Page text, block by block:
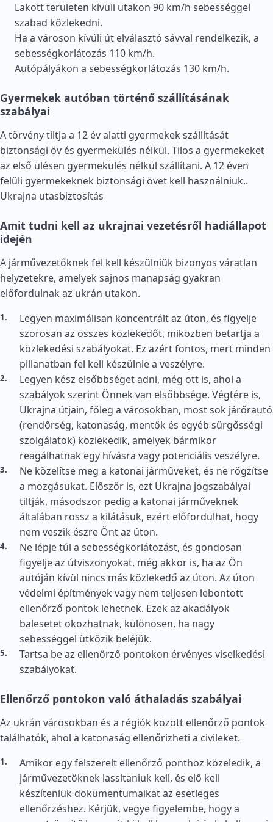
Lakott területen kívüli utakon 90 km/h sebességgel
szabad közlekedni.
Ha a városon kívüli út elválasztó sávval rendelkezik, a
sebességkorlátozás 110 km/h.
Autópályákon a sebességkorlátozás 130 km/h.
Gyermekek autóban történő szállításának
szabályai
A törvény tiltja a 12 év alatti gyermekek szállítását
biztonsági öv és gyermekülés nélkül. Tilos a gyermekeket
az első ülésen gyermekülés nélkül szállítani. A 12 éven
felüli gyermekeknek biztonsági övet kell használniuk..
Ukrajna utasbiztosítás
Amit tudni kell az ukrajnai vezetésről hadiállapot
idején
A járművezetőknek fel kell készülniük bizonyos váratlan
helyzetekre, amelyek sajnos manapság gyakran
előfordulnak az ukrán utakon.
Legyen maximálisan koncentrált az úton, és figyelje
szorosan az összes közlekedőt, miközben betartja a
közlekedési szabályokat. Ez azért fontos, mert minden
pillanatban fel kell készülnie a veszélyre.
Legyen kész elsőbbséget adni, még ott is, ahol a
szabályok szerint Önnek van elsőbbsége. Végtére is,
Ukrajna útjain, főleg a városokban, most sok járőrautó
(rendőrség, katonaság, mentők és egyéb sürgősségi
szolgálatok) közlekedik, amelyek bármikor
reagálhatnak egy hívásra vagy potenciális veszélyre.
Ne közelítse meg a katonai járműveket, és ne rögzítse
a mozgásukat. Először is, ezt Ukrajna jogszabályai
tiltják, másodszor pedig a katonai járműveknek
általában rossz a kilátásuk, ezért előfordulhat, hogy
nem veszik észre Önt az úton.
Ne lépje túl a sebességkorlátozást, és gondosan
figyelje az útviszonyokat, még akkor is, ha az Ön
autóján kívül nincs más közlekedő az úton. Az úton
védelmi építmények vagy nem teljesen lebontott
ellenőrző pontok lehetnek. Ezek az akadályok
balesetet okozhatnak, különösen, ha nagy
sebességgel ütközik beléjük.
Tartsa be az ellenőrző pontokon érvényes viselkedési
szabályokat.
Ellenőrző pontokon való áthaladás szabályai
Az ukrán városokban és a régiók között ellenőrző pontok
találhatók, ahol a katonaság ellenőrizheti a civileket.
Amikor egy felszerelt ellenőrző ponthoz közeledik, a
járművezetőknek lassítaniuk kell, és elő kell
készíteniük dokumentumaikat az esetleges
ellenőrzéshez. Kérjük, vegye figyelembe, hogy a